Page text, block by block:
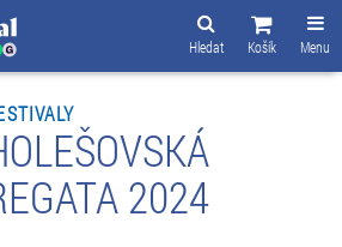
Menu
Košík
Hledat
2024